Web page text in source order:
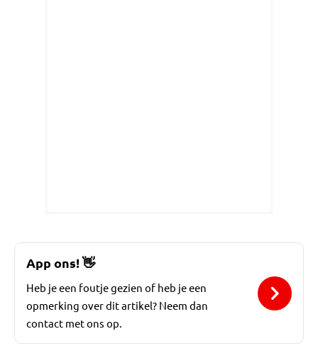
App ons!👋
Heb je een foutje gezien of heb je een
opmerking over dit artikel? Neem dan
contact met ons op.